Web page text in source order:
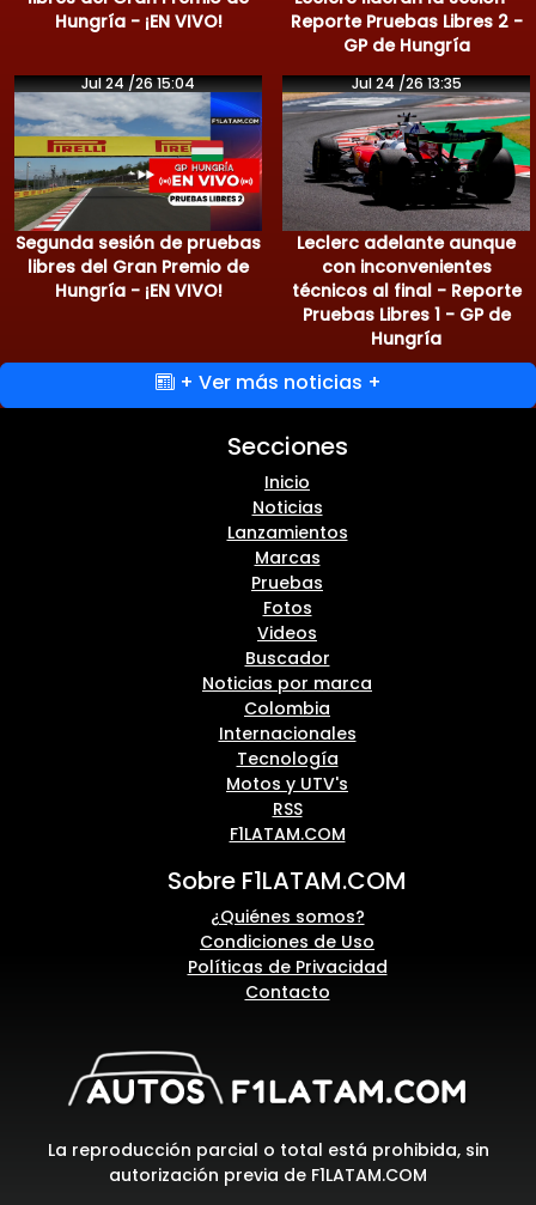
Hungría - ¡EN VIVO!
Reporte Pruebas Libres 2 -
GP de Hungría
Jul 24 /26 15:04
Segunda sesión de pruebas
libres del Gran Premio de
Hungría - ¡EN VIVO!
Jul 24 /26 13:35
Leclerc adelante aunque
con inconvenientes
técnicos al final - Reporte
Pruebas Libres 1 - GP de
Hungría
+ Ver más noticias +
Secciones
Inicio
Noticias
Lanzamientos
Marcas
Pruebas
Fotos
Videos
Buscador
Noticias por marca
Colombia
Internacionales
Tecnología
Motos y UTV's
RSS
F1LATAM.COM
Sobre F1LATAM.COM
¿Quiénes somos?
Condiciones de Uso
Políticas de Privacidad
Contacto
La reproducción parcial o total está prohibida, sin
autorización previa de F1LATAM.COM